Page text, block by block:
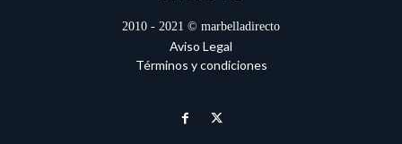
2010 - 2021 © marbelladirecto
Aviso Legal
Términos y condiciones